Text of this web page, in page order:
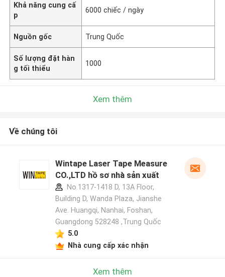
Khả năng cung cấ
p
6000 chiếc / ngày
Nguồn gốc Trung Quốc
Số lượng đặt hàn
g tối thiểu
1000
Xem thêm
Về chúng tôi
Wintape Laser Tape Measure
CO.,LTD hồ sơ nhà sản xuất
No.1317-1418 D, 13A Floor,
Building D, Wanda Plaza, Jianshe
Ave. Huangqi, Nanhai, Foshan,
Guangdong 528248 ,Trung Quốc
5.0
Nhà cung cấp xác nhận
Xem thêm